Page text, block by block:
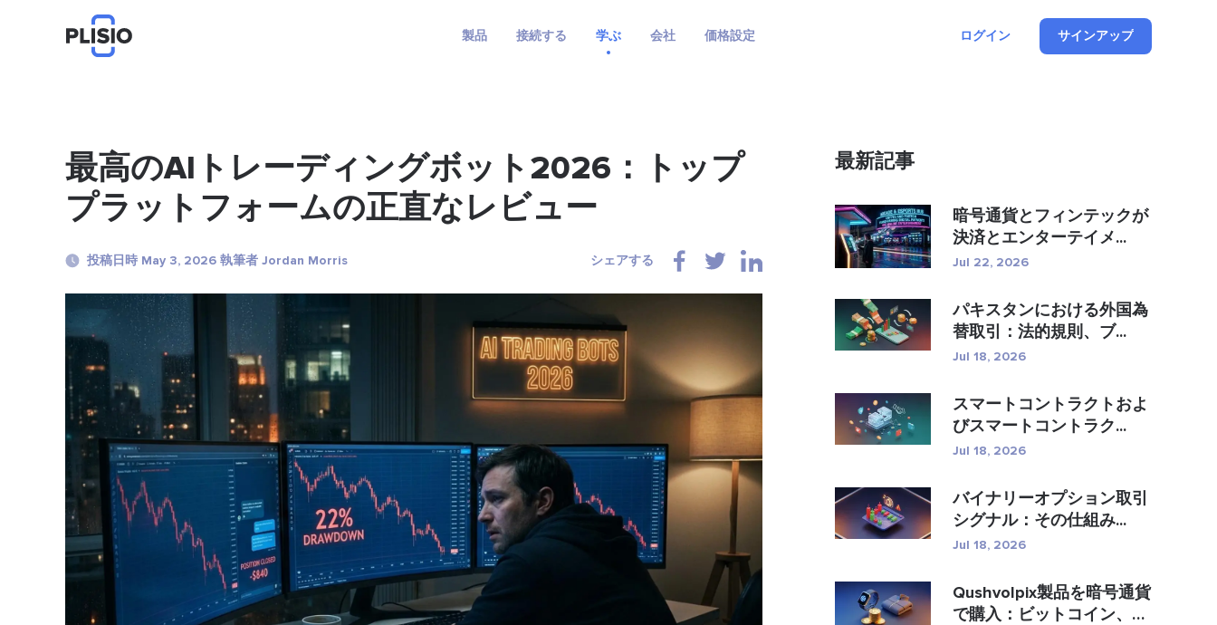
製品 接続する 学ぶ 会社 価格設定 ログイン サインアップ
最高のAIトレーディングボット2026：トップ
プラットフォームの正直なレビュー
投稿日時 May 3, 2026 執筆者 Jordan Morris シェアする
最新記事
暗号通貨とフィンテックが
決済とエンターテイメ...
Jul 22, 2026
パキスタンにおける外国為
替取引：法的規則、ブ...
Jul 18, 2026
スマートコントラクトおよ
びスマートコントラク...
Jul 18, 2026
バイナリーオプション取引
シグナル：その仕組み...
Jul 18, 2026
Qushvolpix製品を暗号通貨
で購入：ビットコイン、